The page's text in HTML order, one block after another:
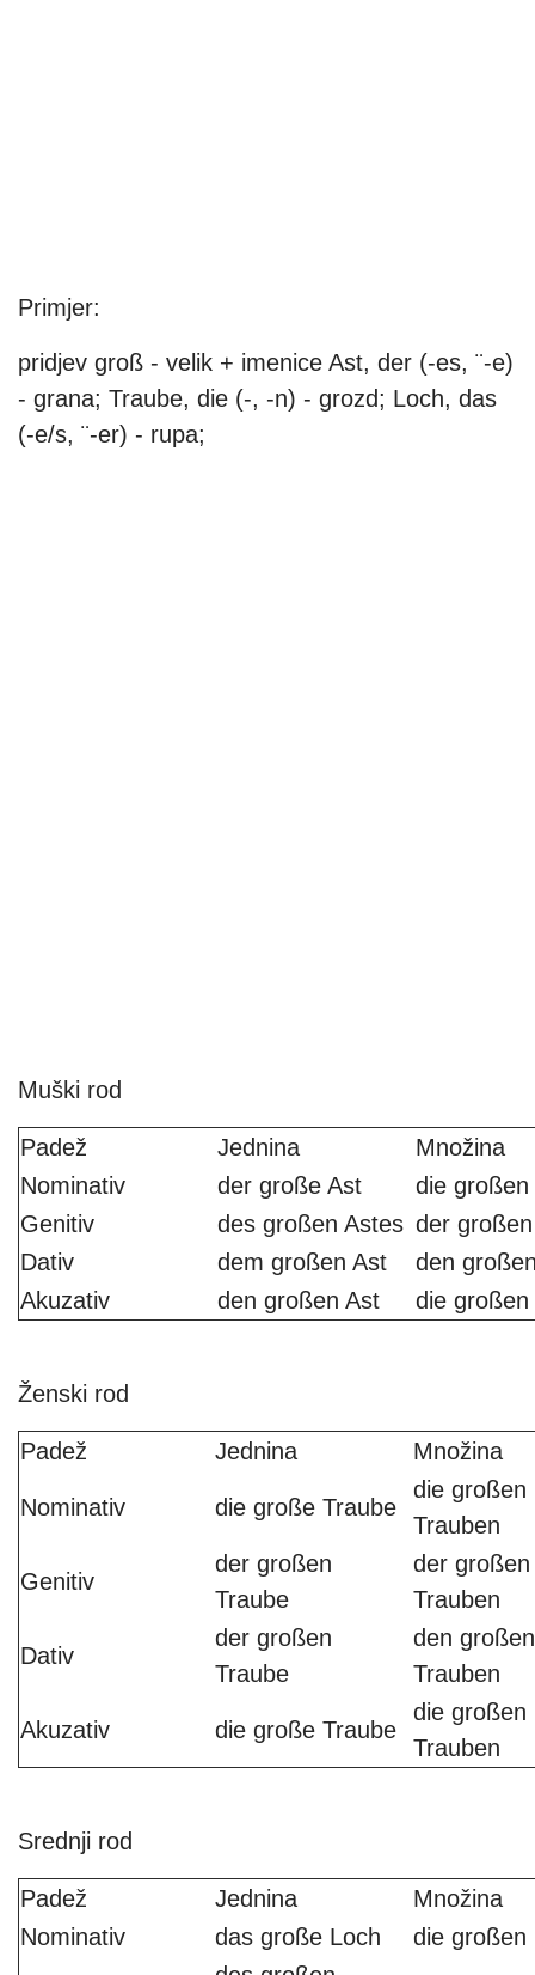
Primjer:
pridjev groß - velik + imenice Ast, der (-es, ¨-e)
- grana; Traube, die (-, -n) - grozd; Loch, das
(-e/s, ¨-er) - rupa;
Muški rod
Padež Jednina
Množina
Nominativ
der große Ast
die großen
Genitiv
des großen Astes der
Dativ
dem großen Ast
den
Akuzativ
den großen Ast die großen
Ženski rod
Padež Jednina Množina
Nominativ die große Traube
die großen
Trauben
Genitiv
der großen
Traube
der großen
Trauben
Dativ
der großen
Traube
den großen
Trauben
Akuzativ die große Traube
die großen
Trauben
Srednji rod
Padež Jednina
Množina
Nominativ
das große Loch
die großen